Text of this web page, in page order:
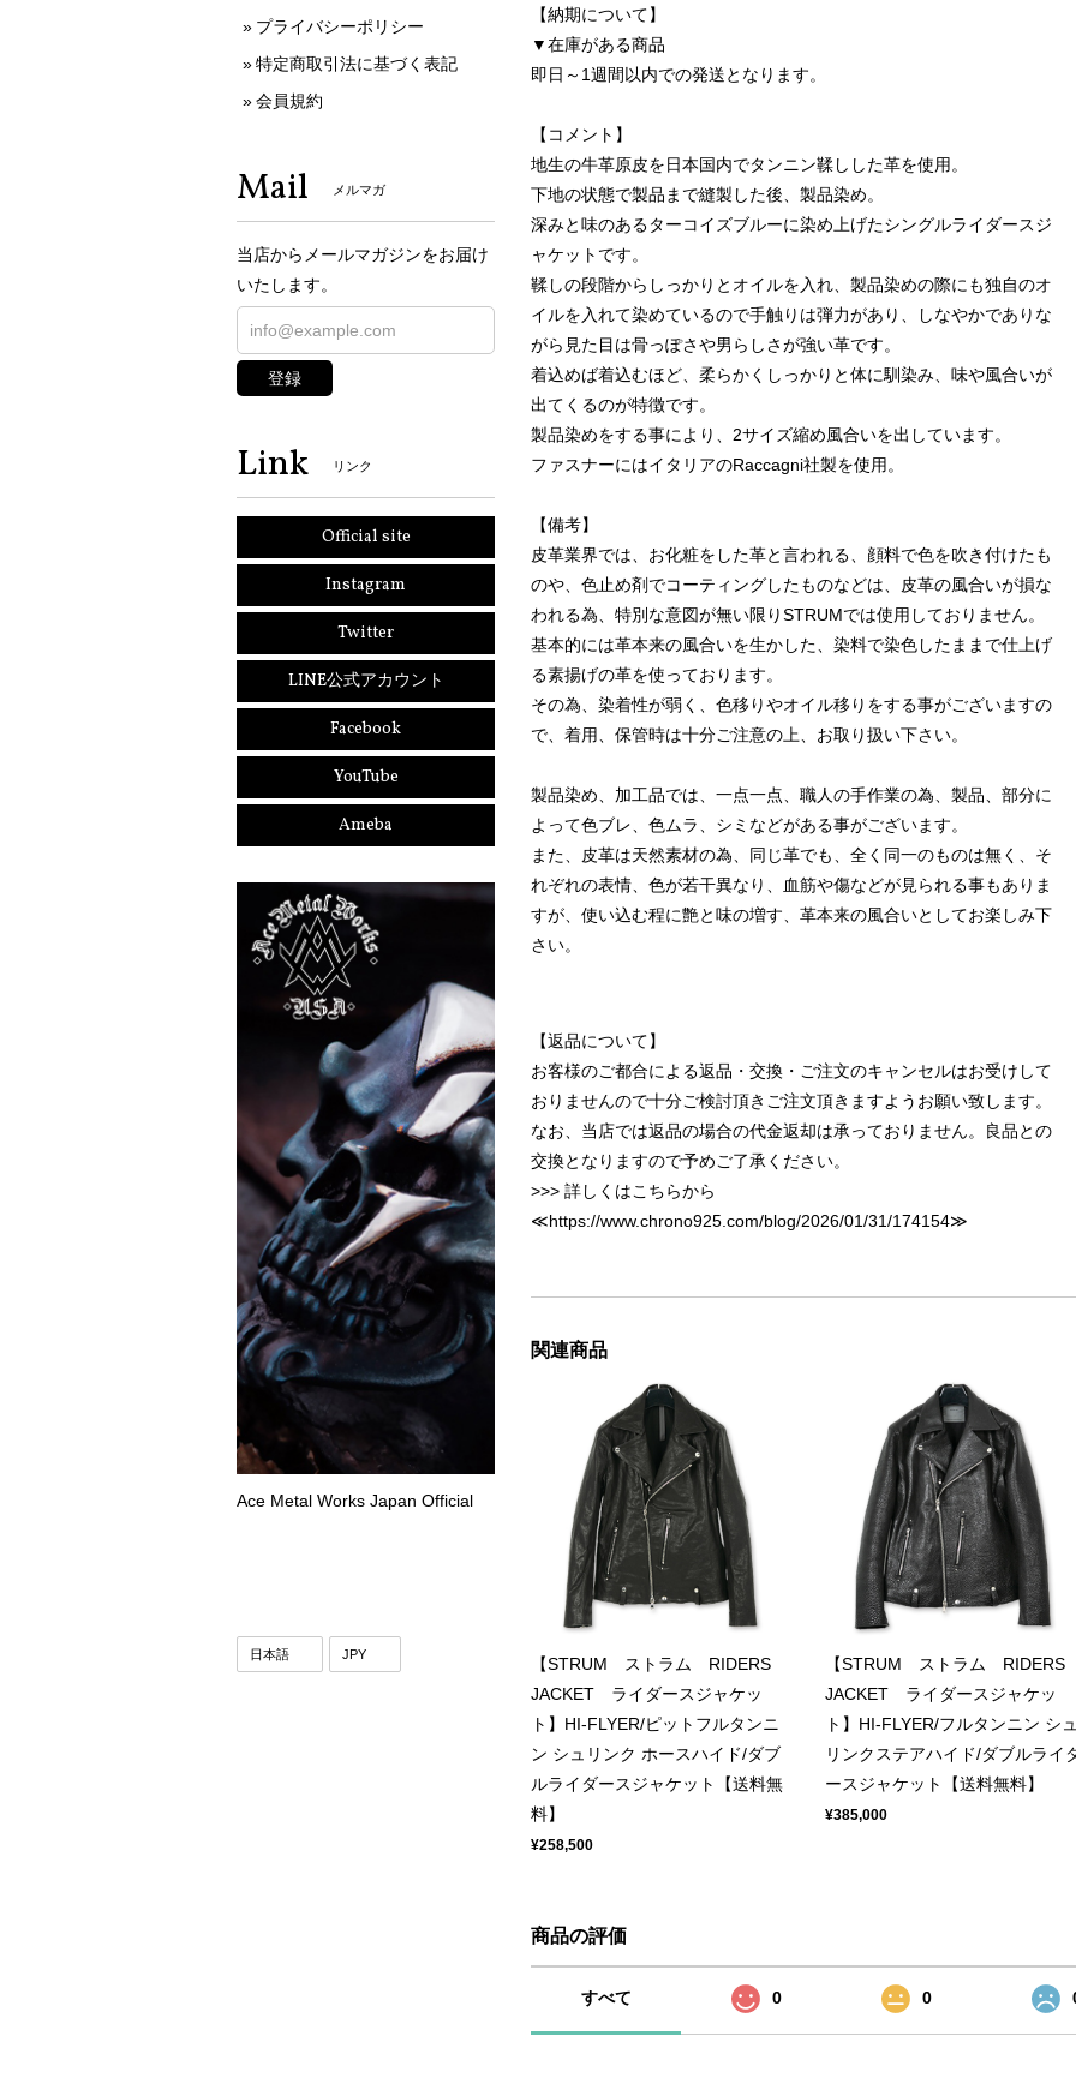
【納期について】
▼在庫がある商品
即日～1週間以内での発送となります。
【コメント】
地生の牛革原皮を日本国内でタンニン鞣しした革を使用。
下地の状態で製品まで縫製した後、製品染め。
深みと味のあるターコイズブルーに染め上げたシングルライダースジ
ャケットです。
鞣しの段階からしっかりとオイルを入れ、製品染めの際にも独自のオ
イルを入れて染めているので手触りは弾力があり、しなやかでありな
がら見た目は骨っぽさや男らしさが強い革です。
着込めば着込むほど、柔らかくしっかりと体に馴染み、味や風合いが
出てくるのが特徴です。
製品染めをする事により、2サイズ縮め風合いを出しています。
ファスナーにはイタリアのRaccagni社製を使用。
【備考】
皮革業界では、お化粧をした革と言われる、顔料で色を吹き付けたも
のや、色止め剤でコーティングしたものなどは、皮革の風合いが損な
われる為、特別な意図が無い限りSTRUMでは使用しておりません。
基本的には革本来の風合いを生かした、染料で染色したままで仕上げ
る素揚げの革を使っております。
その為、染着性が弱く、色移りやオイル移りをする事がございますの
で、着用、保管時は十分ご注意の上、お取り扱い下さい。
製品染め、加工品では、一点一点、職人の手作業の為、製品、部分に
よって色ブレ、色ムラ、シミなどがある事がございます。
また、皮革は天然素材の為、同じ革でも、全く同一のものは無く、そ
れぞれの表情、色が若干異なり、血筋や傷などが見られる事もありま
すが、使い込む程に艶と味の増す、革本来の風合いとしてお楽しみ下
さい。
【返品について】
お客様のご都合による返品・交換・ご注文のキャンセルはお受けして
おりませんので十分ご検討頂きご注文頂きますようお願い致します。
なお、当店では返品の場合の代金返却は承っておりません。良品との
交換となりますので予めご了承ください。
>>> 詳しくはこちらから
≪https://www.chrono925.com/blog/2026/01/31/174154≫
関連商品
【STRUM ストラム RIDERS
JACKET ライダースジャケッ
ト】HI-FLYER/ピットフルタンニ
ン シュリンク ホースハイド/ダブ
ルライダースジャケット【送料無
料】
¥258,500
【STRUM ストラム RIDERS
JACKET ライダースジャケッ
ト】HI-FLYER/フルタンニン シ
リンクステアハイド/ダブルライ
ースジャケット【送料無料】
¥385,000
商品の評価
すべて 0 0
プライバシーポリシー
特定商取引法に基づく表記
会員規約
Mail メルマガ
当店からメールマガジンをお届け
いたします。
登録
Link リンク
Official site
Instagram
Twitter
LINE公式アカウント
Facebook
YouTube
Ameba
Ace Metal Works Japan Official